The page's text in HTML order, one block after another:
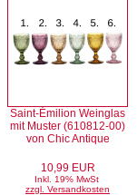
Saint-Émilion Weinglas
mit Muster (610812-00)
von Chic Antique
10,99 EUR
Inkl. 19% MwSt
zzgl. Versandkosten